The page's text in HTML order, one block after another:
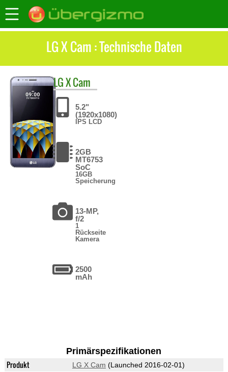
LG X Cam : Technische Daten
LGX Cam
5.2"
(1920x1080)
IPS LCD
2GB
MT6753
SoC
16GB
Speicherung
13-MP,
f/2
1
Rückseite
Kamera
2500
mAh
Primärspezifikationen
Produkt LG X Cam (Launched 2016-02-01)